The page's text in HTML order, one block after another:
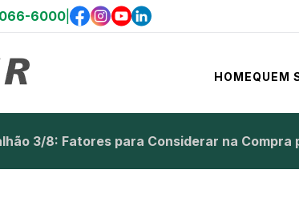
6000 |
HOMEQUEM
3/8: Fatores para Considerar na